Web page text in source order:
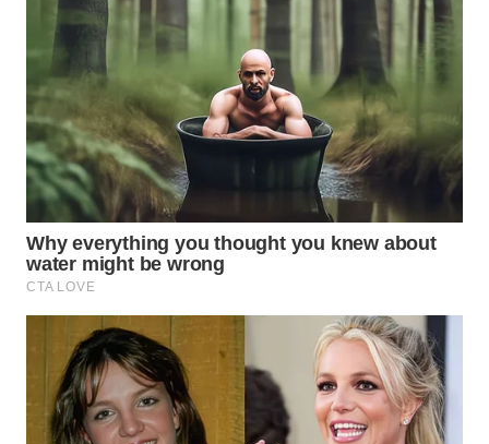
WN
DEPOK
WN
TAPANULI
UTARA
WN
SAMOSIR
WN
LAWAS
WN
SUMEDANG